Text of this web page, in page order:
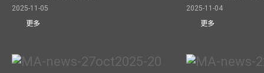
2025-11-05
更多
2025-11-04
更多